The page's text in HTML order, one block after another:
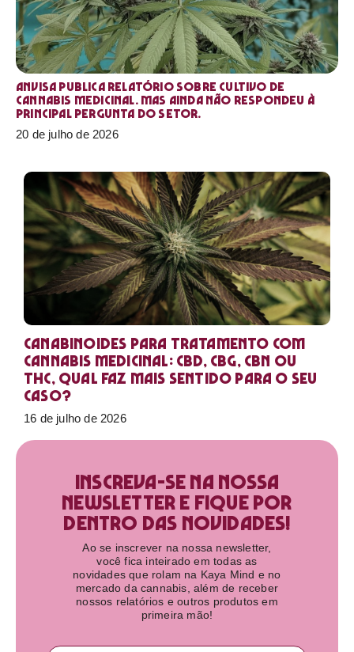
Anvisa publica relatório sobre cultivo de
Cannabis medicinal. Mas ainda não respondeu à
principal pergunta do setor.
20 de julho de 2026
Canabinoides para tratamento com
cannabis medicinal: CBD, CBG, CBN ou
THC, qual faz mais sentido para o seu
caso?
16 de julho de 2026
Inscreva-se na nossa
newsletter e fique por
dentro das novidades!​
Ao se inscrever na nossa newsletter,
você fica inteirado em todas as
novidades que rolam na Kaya Mind e no
mercado da cannabis, além de receber
nossos relatórios e outros produtos em
primeira mão!